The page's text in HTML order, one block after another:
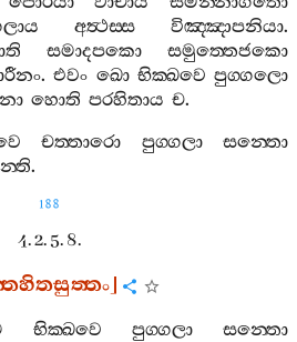
අත්‍ථස‍්ස විඤ‍්ඤාපනියා.
සමාදපකො
සමුත‍්තෙජකො
.එවං ඛො භික‍්ඛවෙ පුග‍්ගලො
හොති පරහිතාය ච.
චත‍්තාරො පුග‍්ගලා
සන‍්තො
.
188
4. 2. 5. 8.
]
භික‍්ඛවෙ පුග‍්ගලා
සන‍්තො